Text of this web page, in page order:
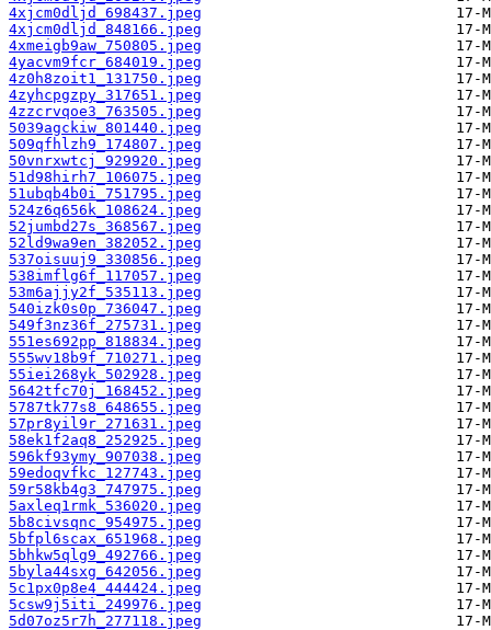
4xjcm0dljd_698437.jpeg
4xjcm0dljd_848166.jpeg
4xmeigb9aw_750805.jpeg
4yacvm9fcr_684019.jpeg
4z0h8zoit1_131750.jpeg
4zyhcpgzpy_317651.jpeg
4zzcrvqoe3_763505.jpeg
5039agckiw_801440.jpeg
509qfhlzh9_174807.jpeg
50vnrxwtcj_929920.jpeg
51d98hirh7_106075.jpeg
51ubqb4b0i_751795.jpeg
524z6q656k_108624.jpeg
52jumbd27s_368567.jpeg
52ld9wa9en_382052.jpeg
537oisuuj9_330856.jpeg
538imflg6f_117057.jpeg
53m6ajjy2f_535113.jpeg
540izk0s0p_736047.jpeg
549f3nz36f_275731.jpeg
551es692pp_818834.jpeg
555wv18b9f_710271.jpeg
55iei268yk_502928.jpeg
5642tfc70j_168452.jpeg
5787tk77s8_648655.jpeg
57pr8yil9r_271631.jpeg
58ek1f2aq8_252925.jpeg
596kf93ymy_907038.jpeg
59edoqvfkc_127743.jpeg
59r58kb4g3_747975.jpeg
5axleq1rmk_536020.jpeg
5b8civsqnc_954975.jpeg
5bfpl6scax_651968.jpeg
5bhkw5qlg9_492766.jpeg
5byla44sxg_642056.jpeg
5c1px0p8e4_444424.jpeg
5csw9j5iti_249976.jpeg
5d07oz5r7h_277118.jpeg